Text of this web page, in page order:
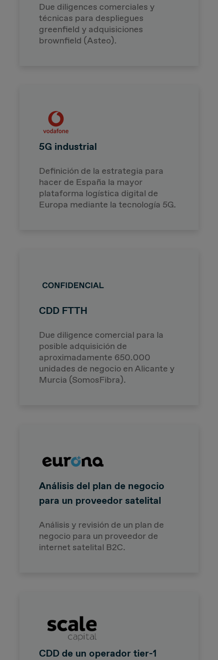
Due diligences comerciales y
técnicas para despliegues
greenfield y adquisiciones
brownfield (Asteo).
5G industrial
Definición de la estrategia para
hacer de España la mayor
plataforma logística digital de
Europa mediante la tecnología 5G.
CDD FTTH
Due diligence comercial para la
posible adquisición de
aproximadamente 650.000
unidades de negocio en Alicante y
Murcia (SomosFibra).
Análisis del plan de negocio
para un proveedor satelital
Análisis y revisión de un plan de
negocio para un proveedor de
internet satelital B2C.
CDD de un operador tier-1